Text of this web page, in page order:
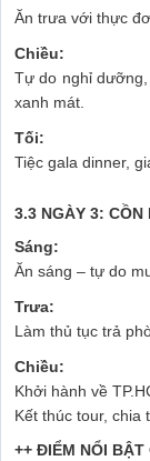
Ăn trưa với thực
Chiều:
Tự do nghỉ
xanh mát.
Tối:
Tiệc gala dinner,
3.3 NGÀY 3: CỒN
Sáng:
Ăn sáng – tự do
Trưa:
Làm thủ tục trả
Chiều:
Khởi hành về
Kết thúc tour, chia
++ ĐIỂM NỔI BẬT